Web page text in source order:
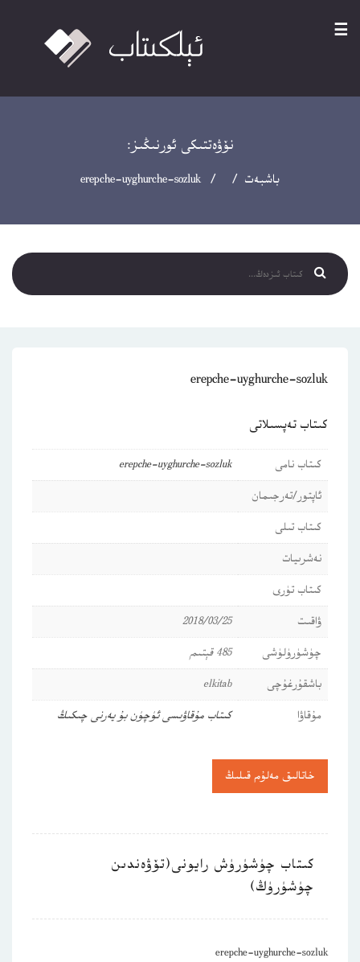
☰
نۆۋەتتىكى ئورنىڭىز:
باشبەت / / erepche-uyghurche-sozluk
erepche-uyghurche-sozluk
كىتاب تەپسىلاتى
كىتاب نامى
erepche-uyghurche-sozluk
ئاپتور/تەرجىمان
كىتاب تىلى
نەشرىيات
كىتاب تۈرى
ۋاقىت
2018/03/25
چۈشۈرۈلۈشى
485 قېتىم
باشقۇرغۇچى
elkitab
مۇقاۋا
كىتاب مۇقاۋىسى ئۈچۈن بۇ يەرنى چىكىڭ
خاتالىق مەلۇم قىلىڭ
كىتاب چۈشۈرۈش رايونى(تۆۋەندىن
چۈشۈرۈڭ)
erepche-uyghurche-sozluk